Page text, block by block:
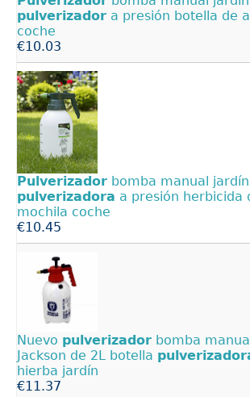
pulverizador a presión botella de
coche
€10.03
Pulverizador bomba manual
pulverizadora a presión herbicida
mochila coche
€10.45
Nuevo pulverizador bomba
Jackson de 2L botella
hierba jardín
€11.37